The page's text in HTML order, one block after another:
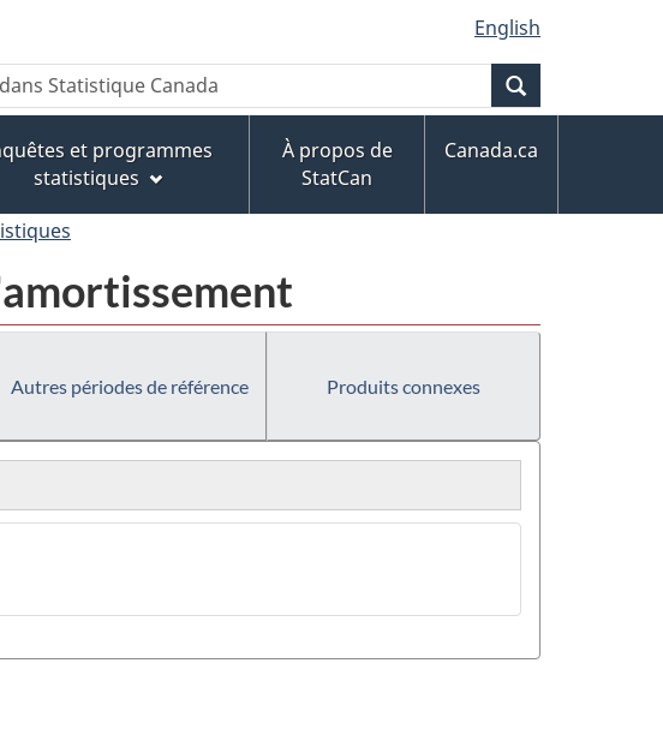
English
et programmes
statistiques
À propos de
StatCan
Canada.ca
Autres périodes de référence Produits connexes